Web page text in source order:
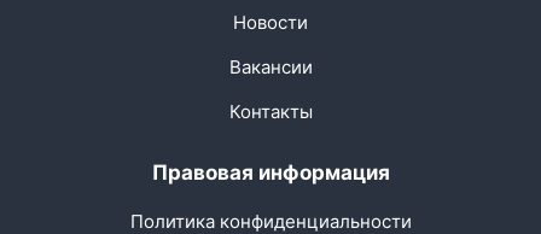
Новости
Вакансии
Контакты
Правовая информация
Политика конфиденциальности